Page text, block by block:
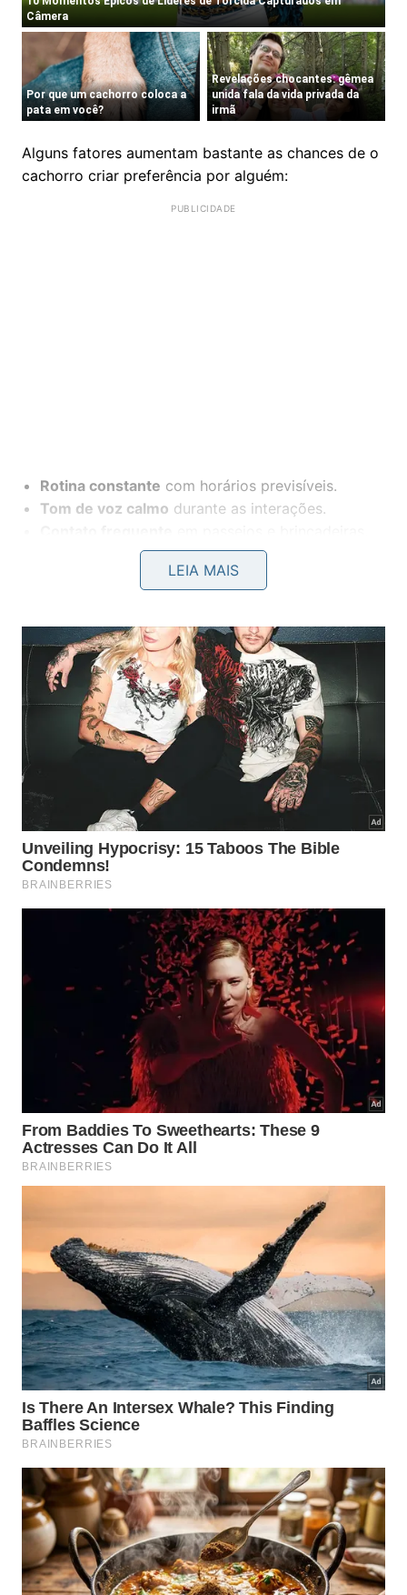
Alguns fatores aumentam bastante as chances de o
cachorro criar preferência por alguém:
Rotina constante com horários previsíveis.
Tom de voz calmo durante as interações.
Ambiente tranquilona hora de dormir.
Respeito ao espaçoe aos limites do animal.
perto do dono?
Dormir ao lado de alguém faz o cachorro se sentir
protegido e relaxado. O cheiro, a respiração e a
presença da pessoa escolhida ajudam o animal a
reduzir a ansiedade e aumentar a sensação de
segurança durante o descanso.
Existem comportamentos que reforçam ainda mais
essa
conexão emocional entre o cão e o tutor
Antes de dormir, muitos animais procuram contato
físico ou ficam observando a movimentação da
pessoa favorita pela casa.
Algumas atitudes fortalecem esse vínculo
de maneira calma e respeitosa.
Manter uma rotina equilibradade alimentação e
passeios.
Evitar gritos e mudanças bruscas de
comportamento.
Estimular brincadeirasque gerem confiança.
Dormir perto do tutor reduz a ansiedade do cão e fortalece
o vínculo emocional entre eles. -Imagem gerada por IA
O que esse comportamento revela
sobre o vínculo com a família?
Quando um cachorro escolhe dormir com uma
pessoa específica, isso normalmente indica um laço
emocional forte. O animal enxerga naquele membro
da família alguém confiável, previsível e capaz de
transmitir segurança nos momentos mais
LEIA MAIS